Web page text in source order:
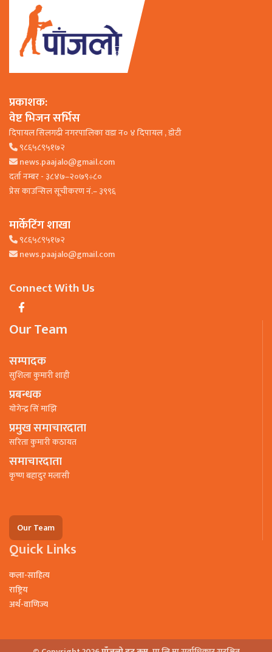
प्रकाशक:
वेष्ट भिजन सर्भिस
दिपायल सिलगढी नगरपालिका वडा न० ४ दिपायल , डाेटी
९८६५८९५१७२
news.paajalo@gmail.com
दर्ता नम्बर - ३८४७–२०७९÷८०
प्रेस काउन्सिल सूचीकरण नं.– ३९९६
मार्केटिंग शाखा
९८६५८९५१७२
news.paajalo@gmail.com
Connect With Us
Our Team
सम्पादक
सुशिला कुमारी शाही
प्रबन्धक
याेगेन्द्र सिं माझि
प्रमुख समाचारदाता
सरिता कुमारी कठायत
समाचारदाता
कृष्ण बहादुर मलासी
Our Team
Quick Links
कला-साहित्य
राष्ट्रिय
अर्थ-वाणिज्य